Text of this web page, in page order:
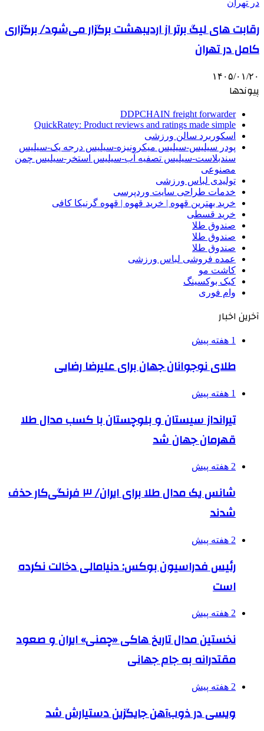
رقابت های لیگ برتر از اردیبهشت برگزار می‌شود/ برگزاری
کامل در تهران
۱۴۰۵/۰۱/۲۰
پیوندها
DDPCHAIN freight forwarder
QuickRatey: Product reviews and ratings made simple
اسکوربرد سالن ورزشی
پودر سیلیس-سیلیس میکرونیزه-سیلیس درجه یک-سیلیس
سندبلاست-سیلیس تصفیه آب-سیلیس استخر-سیلیس چمن
مصنوعی
تولیدی لباس ورزشی
خدمات طراحی سایت وردپرسی
خرید بهترین قهوه | خرید قهوه | قهوه گرنیکا کافی
خرید قسطی
صندوق طلا
صندوق طلا
صندوق طلا
عمده فروشی لباس ورزشی
کاشت مو
کیک بوکسینگ
وام فوری
آخرین اخبار
1 هفته پیش
طلای نوجوانان جهان برای علیرضا رضایی
1 هفته پیش
تیرانداز سیستان و بلوچستان با کسب مدال طلا
قهرمان جهان شد
2 هفته پیش
شانس یک مدال طلا برای ایران/ ۳ فرنگی‌کار حذف
شدند
2 هفته پیش
رئیس فدراسیون بوکس: دنیامالی دخالت نکرده
است
2 هفته پیش
نخستین مدال تاریخ هاکی «چمنی» ایران و صعود
مقتدرانه به جام جهانی
2 هفته پیش
ویسی در ذوب‌آهن جایگزین دستیارش شد